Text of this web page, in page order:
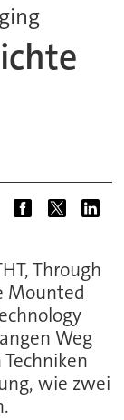
Through
Mounted
Weg
wie zwei